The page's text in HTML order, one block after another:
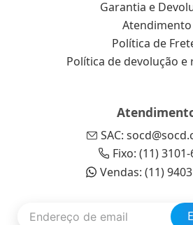
Garantia e
Atendimento
Política de
Política de devolução e
SAC:
Fixo: (11)
Vendas: (11)